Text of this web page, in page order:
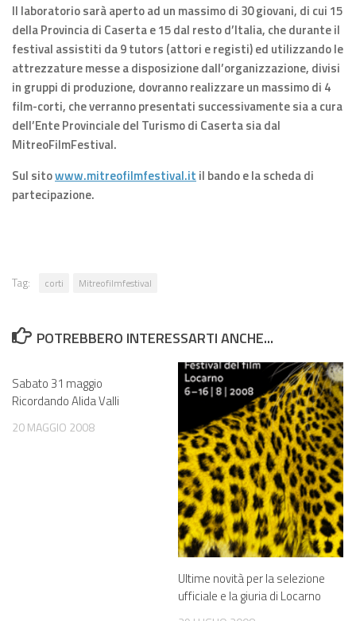
Il laboratorio sarà aperto ad un massimo di 30 giovani, di cui 15
della Provincia di Caserta e 15 dal resto d’Italia, che durante il
festival assistiti da 9 tutors (attori e registi) ed utilizzando le
attrezzature messe a disposizione dall’organizzazione, divisi
in gruppi di produzione, dovranno realizzare un massimo di 4
film-corti, che verranno presentati successivamente sia a cura
dell’Ente Provinciale del Turismo di Caserta sia dal
MitreoFilmFestival.
Sul sitowww.mitreofilmfestival.it il bando e la scheda di
partecipazione.
Tag: corti Mitreofilmfestival
POTREBBERO INTERESSARTI ANCHE...
Sabato 31 maggio
Ricordando Alida Valli
20 MAGGIO 2008
Ultime novità per la selezione
ufficiale e la giuria di Locarno